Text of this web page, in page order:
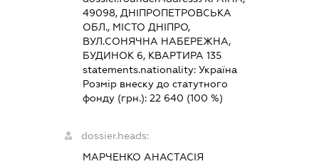
49098, ДНІПРОПЕТРОВСЬКА
ОБЛ., МІСТО ДНІПРО,
ВУЛ.СОНЯЧНА НАБЕРЕЖНА,
БУДИНОК 6, КВАРТИРА 135
statements.nationality: Україна
Розмір внеску до статутного
фонду (грн.): 22 640 (100 %)
dossier.heads:
МАРЧЕНКО АНАСТАСІЯ